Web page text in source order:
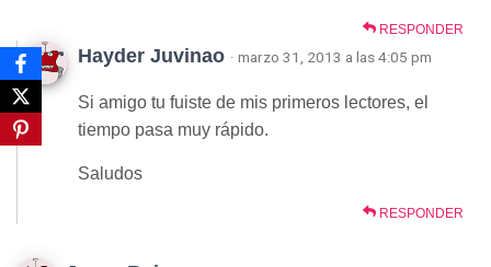
RESPONDER
Hayder Juvinao · marzo 31, 2013 a las 4:05 pm
Si amigo tu fuiste de mis primeros lectores, el
tiempo pasa muy rápido.
Saludos
RESPONDER